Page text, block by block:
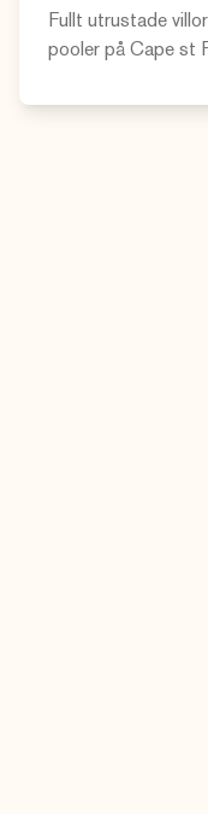
Fullt utrustade
pooler på Cape st